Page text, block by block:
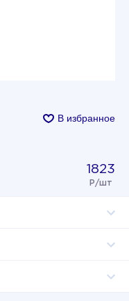
В избранное
1823
Р/шт